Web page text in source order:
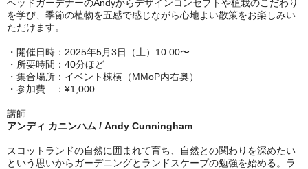
ヘッドガーデナーのAndyからデザインコンセプトや植栽のこだわり
を学び、季節の植物を五感で感じながら心地よい散策をお楽しみい
ただけます。
・開催日時：2025年5月3日（土）10:00〜
・所要時間：40分ほど
・集合場所：イベント棟横（MMoP内右奥）
・参加費 ：¥1,000
講師
アンディ カニンハム / Andy Cunningham
スコットランドの自然に囲まれて育ち、自然との関わりを深めたい
という思いからガーデニングとランドスケープの勉強を始める。ラ